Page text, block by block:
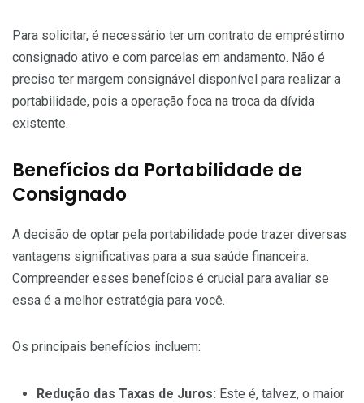
Para solicitar, é necessário ter um contrato de empréstimo
consignado ativo e com parcelas em andamento. Não é
preciso ter margem consignável disponível para realizar a
portabilidade, pois a operação foca na troca da dívida
existente.
Benefícios da Portabilidade de
Consignado
A decisão de optar pela portabilidade pode trazer diversas
vantagens significativas para a sua saúde financeira.
Compreender esses benefícios é crucial para avaliar se
essa é a melhor estratégia para você.
Os principais benefícios incluem:
Redução das Taxas de Juros: Este é, talvez, o maior